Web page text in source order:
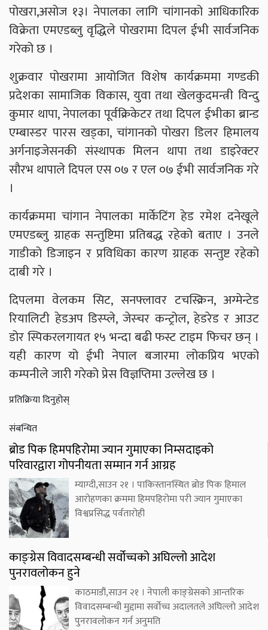
पोखरा,असोज १३। नेपालका लागि चांगानको आधिकारिक
विक्रेता एमएडब्लु वृद्धिले पोखरामा दिपल ईभी सार्वजनिक
गरेको छ ।
शुक्रवार पोखरामा आयोजित विशेष कार्यक्रममा गण्डकी
प्रदेशका सामाजिक विकास, युवा तथा खेलकुदमन्त्री विन्दु
कुमार थापा, नेपालका पूर्वक्रिकेटर तथा दिपल ईभीका ब्रान्ड
एम्बास्डर पारस खड्का, चांगानको पोखरा डिलर हिमालय
अर्गनाइजेसनकी संस्थापक मिलन थापा तथा डाइरेक्टर
सौरभ थापाले दिपल एस ०७ र एल ०७ ईभी सार्वजनिक गरे
।
कार्यक्रममा चांगान नेपालका मार्केटिंग हेड रमेश दनेखूले
एमएडब्लु ग्राहक सन्तुष्टिमा प्रतिबद्ध रहेको बताए । उनले
गाडीको डिजाइन र प्रविधिका कारण ग्राहक सन्तुष्ट रहेको
दाबी गरे ।
दिपलमा वेलकम सिट, सनफ्लावर टचस्क्रिन, अग्मेन्टेड
रियालिटी हेडअप डिस्प्ले, जेस्चर कन्ट्रोल, हेडरेड र आउट
डोर स्पिकरलगायत १५ भन्दा बढी फस्ट टाइम फिचर छन् ।
यही कारण यो ईभी नेपाल बजारमा लोकप्रिय भएको
कम्पनीले जारी गरेको प्रेस विज्ञप्तिमा उल्लेख छ ।
प्रतिक्रिया दिनुहोस्
संबन्धित
ब्रोड पिक हिमपहिरोमा ज्यान गुमाएका निम्सदाइको
परिवारद्वारा गोपनीयता सम्मान गर्न आग्रह
म्याग्दी,साउन २१ । पाकिस्तानस्थित ब्रोड पिक हिमाल
आरोहणका क्रममा हिमपहिरोमा परी ज्यान गुमाएका
विश्वप्रसिद्ध पर्वतारोही
काङ्ग्रेस विवादसम्बन्धी सर्वोच्चको अघिल्लो आदेश
पुनरावलोकन हुने
काठमाडौं,साउन २१ । नेपाली काङ्ग्रेसको आन्तरिक
विवादसम्बन्धी मुद्दामा सर्वोच्च अदालतले अघिल्लो आदेश
पुनरावलोकन गर्न अनुमति